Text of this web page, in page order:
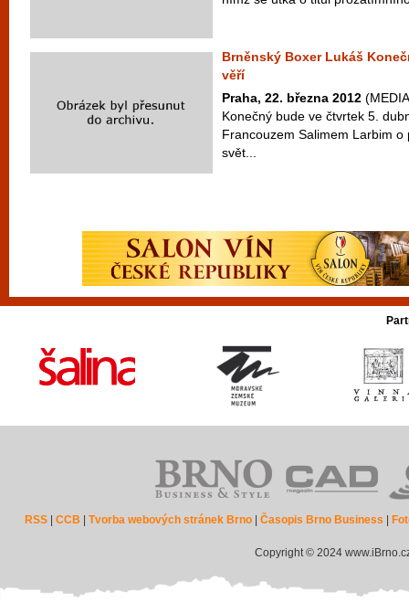
Brněnský Boxer Lukáš
věří
Praha, 22. března 2012
Konečný bude ve čtvrtek 5.
Francouzem Salimem Larbim
svět...
RSS |CCB |Tvorba webových stránek Brno |Časopis Brno Business
Copyright © 2024